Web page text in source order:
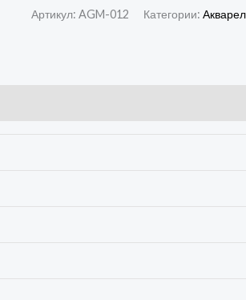
Артикул: AGM-012 Категории: